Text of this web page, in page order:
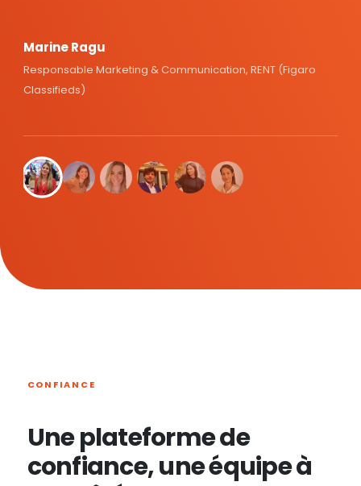
Marine Ragu
Responsable Marketing & Communication, RENT (Figaro
Classifieds)
CONFIANCE
Une plateforme de
confiance, une équipe à